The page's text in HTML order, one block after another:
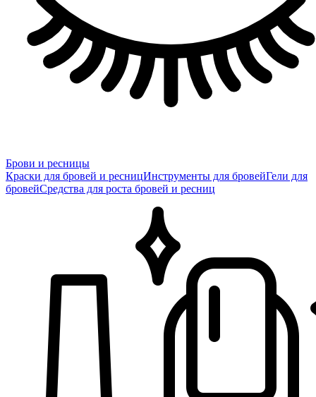
Брови и ресницы
Краски для бровей и ресницИнструменты для бровейГели для
бровейСредства для роста бровей и ресниц